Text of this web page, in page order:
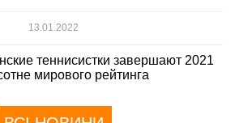
13.01.2022
теннисистки завершают 2021
мирового рейтинга